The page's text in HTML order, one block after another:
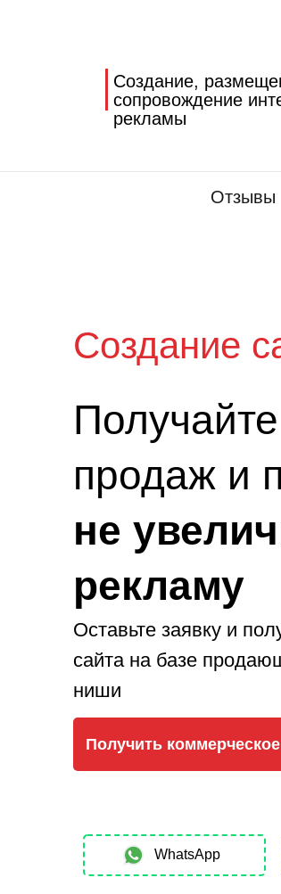
Создание,
сопровождение
рекламы
Отзывы
Создание
продаж и
не
рекламу
Оставьте заявку и
сайта на базе
ниши
Получить
WhatsApp